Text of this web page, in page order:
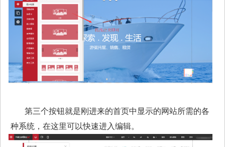
第三个按钮就是刚进来的首页中显示的网站所需的各
种系统，在这里可以快速进入编辑。